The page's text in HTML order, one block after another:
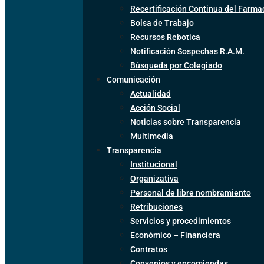
Recertificación Continua del
Bolsa de Trabajo
Recursos Rebotica
Notificación Sospechas R.A.M.
Búsqueda por Colegiado
Comunicación
Actualidad
Acción Social
Noticias sobre Transparencia
Multimedia
Transparencia
Institucional
Organizativa
Personal de libre nombramiento
Retribuciones
Servicios y procedimientos
Económico – Financiera
Contratos